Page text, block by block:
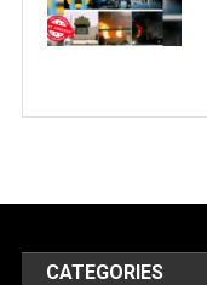
CATEGORIES